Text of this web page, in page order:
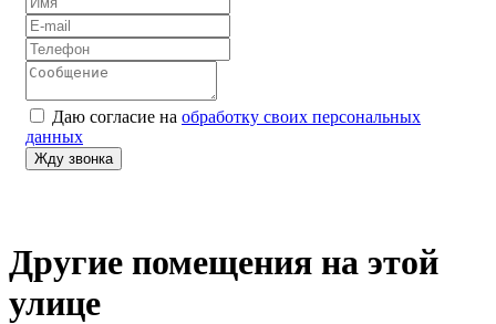
Даю согласие на обработку своих персональных
данных
Другие помещения на этой
улице